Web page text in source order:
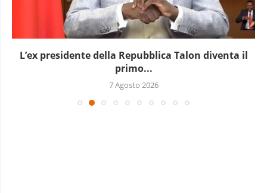
L’ex presidente della Repubblica Talon diventa il
primo...
7 Agosto 2026